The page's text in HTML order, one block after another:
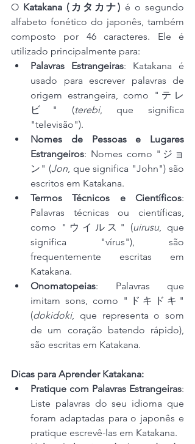
O Katakana (カタカナ) é o segundo
alfabeto fonético do japonês, também
composto por 46 caracteres. Ele é
utilizado principalmente para:
Palavras Estrangeiras: Katakana é
usado para escrever palavras de
origem estrangeira, como "テレ
ビ" (terebi, que significa
"televisão").
Nomes de Pessoas e Lugares
Estrangeiros: Nomes como "ジョ
ン" (Jon, que significa "John") são
escritos em Katakana.
Termos Técnicos e Científicos:
Palavras técnicas ou científicas,
como "ウイルス" (uirusu, que
significa "vírus"), são
frequentemente escritas em
Katakana.
Onomatopeias: Palavras que
imitam sons, como "ドキドキ"
(dokidoki, que representa o som
de um coração batendo rápido),
são escritas em Katakana.
Dicas para Aprender Katakana:
Pratique com Palavras Estrangeiras:
Liste palavras do seu idioma que
foram adaptadas para o japonês e
pratique escrevê-las em Katakana.